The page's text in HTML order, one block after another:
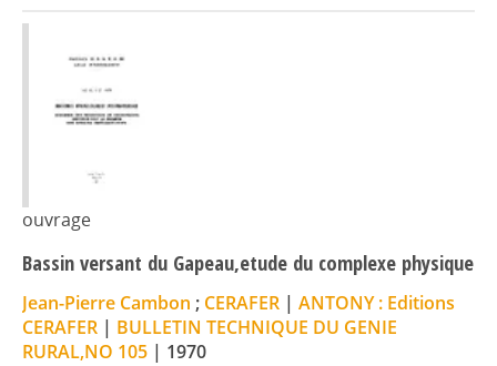
ouvrage
Bassin versant du Gapeau,etude du complexe physique
Jean-Pierre Cambon ; CERAFER | ANTONY : Editions
CERAFER | BULLETIN TECHNIQUE DU GENIE
RURAL,NO 105 | 1970